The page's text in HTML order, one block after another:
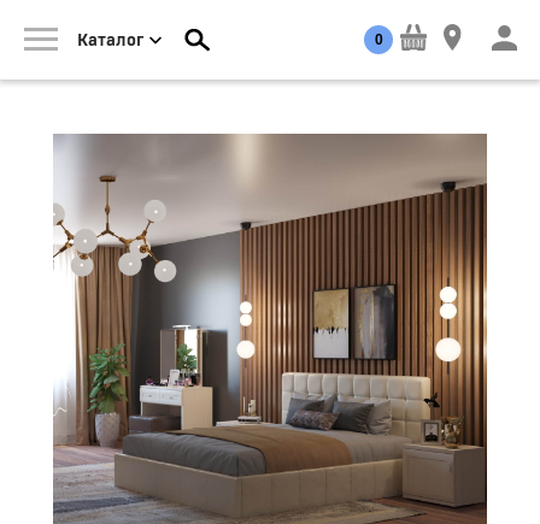
Каталог 0